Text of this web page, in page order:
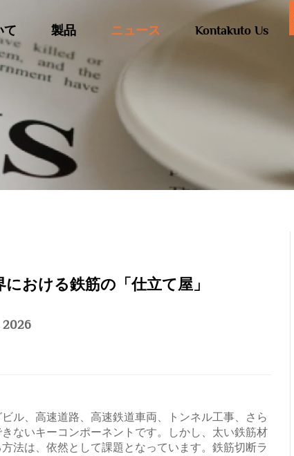
て 製品 ニュース Kontakuto Us
おける鉄筋の「仕立て屋」
2026
ル、高速道路、高速鉄道車両、トンネル工事、さら
ないキーコンポーネントです。しかし、太い鉄筋材
法は、依然として課題となっています。鉄筋切断ラ